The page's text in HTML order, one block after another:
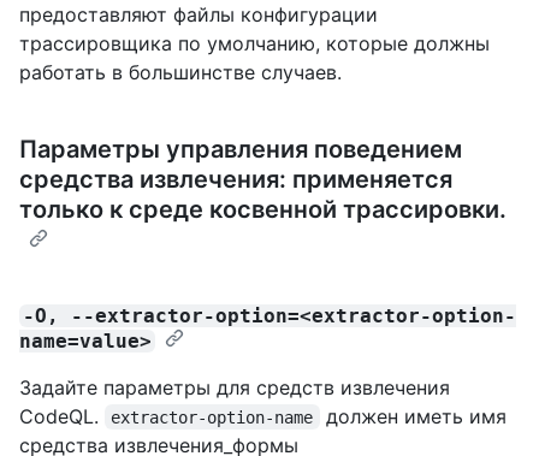
предоставляют файлы конфигурации
трассировщика по умолчанию, которые должны
работать в большинстве случаев.
Параметры управления поведением
средства извлечения: применяется
только к среде косвенной трассировки.
-O, --extractor-option=<extractor-option-
name=value>
Задайте параметры для средств извлечения
CodeQL.
extractor-option-name
должен иметь имя
средства извлечения_формы